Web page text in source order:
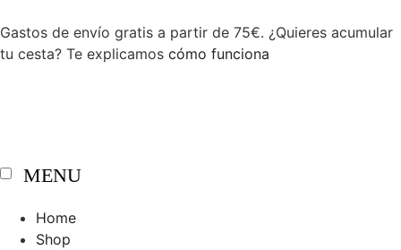
Gastos de envío gratis a partir de 75€. ¿Quieres acumular
tu cesta? Te explicamos cómo funciona
MENU
Home
Shop